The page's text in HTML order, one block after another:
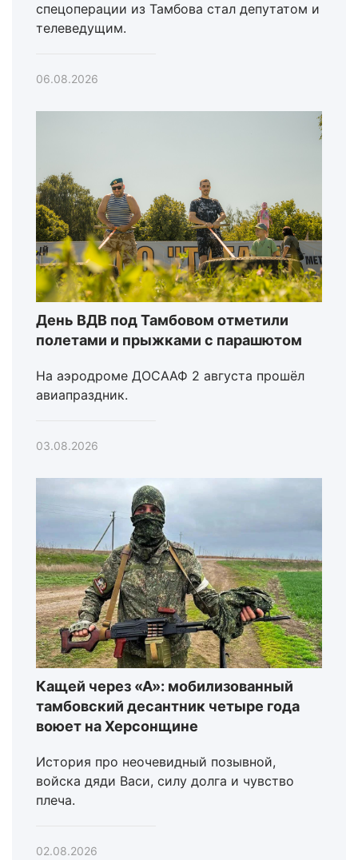
спецоперации из Тамбова стал депутатом и
телеведущим.
06.08.2026
День ВДВ под Тамбовом отметили
полетами и прыжками с парашютом
На аэродроме ДОСААФ 2 августа прошёл
авиапраздник.
03.08.2026
Кащей через «А»: мобилизованный
тамбовский десантник четыре года
воюет на Херсонщине
История про неочевидный позывной,
войска дяди Васи, силу долга и чувство
плеча.
02.08.2026